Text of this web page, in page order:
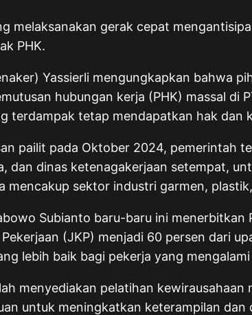
melaksanakan gerak cepat
PHK.
Yassierli mengungkapkan bahwa
hubungan kerja (PHK) massal di
terdampak tetap mendapatkan hak dan
pailit pada Oktober 2024, pemerintah
dan dinas ketenagakerjaan setempat,
mencakup sektor industri garmen,
Subianto baru-baru ini
(JKP) menjadi 60 persen dari
lebih baik bagi pekerja yang mengalami
menyediakan pelatihan
untuk meningkatkan keterampilan